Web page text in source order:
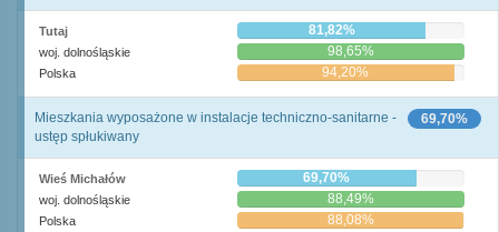
Tutaj 81,82%
woj. dolnośląskie 98,65%
Polska 94,20%
69,70%
Mieszkania wyposażone w instalacje techniczno-sanitarne -
ustęp spłukiwany
Wieś Michałów 69,70%
woj. dolnośląskie 88,49%
Polska 88,08%